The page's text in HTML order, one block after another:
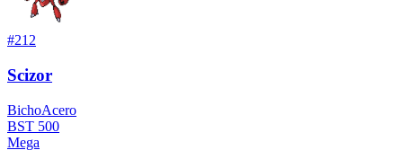
#212
Scizor
BichoAcero
BST 500
Mega